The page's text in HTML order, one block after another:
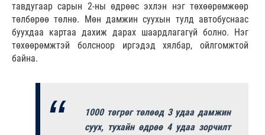
тавдугаар сарын 2-ны өдрөөс эхлэн нэг төхөөрөмжөөр
төлбөрөө төлнө. Мөн дамжин суухын тулд автобуснаас
буухдаа картаа дахиж дарах шаардлагагүй болно. Нэг
төхөөрөмжтэй болсноор иргэдэд хялбар, ойлгомжтой
байна.
1000 төгрөг төлөөд 3 удаа дамжин
суух, тухайн өдрөө 4 удаа зорчилт